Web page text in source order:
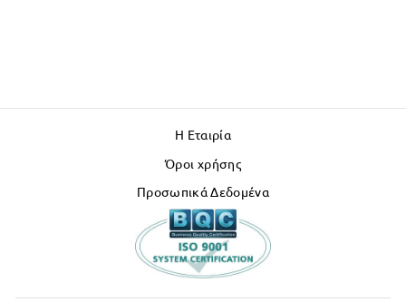
Η Εταιρία
Όροι χρήσης
Προσωπικά Δεδομένα